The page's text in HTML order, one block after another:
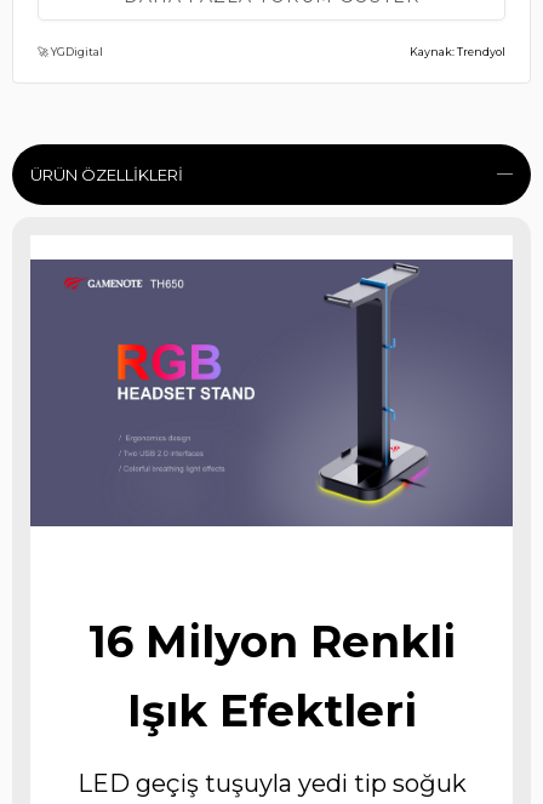
(0)
🚀 YGDigital Kaynak: Trendyol
ÜRÜN ÖZELLIKLERI
16 Milyon Renkli
Işık Efektleri
LED geçiş tuşuyla yedi tip soğuk